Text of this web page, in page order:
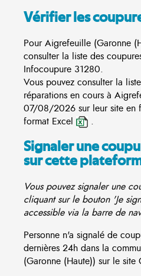
Vérifier les
Pour Aigrefeuille (Garonne
consulter la liste des
Infocoupure 31280.
Vous pouvez consulter la
réparations en cours à
07/08/2026 sur leur site en
format Excel
.
Signaler une
sur cette
Vous pouvez signaler une
cliquant sur le bouton 'Je
accessible via la barre de
Personne n'a signalé de
dernières 24h dans la
(Garonne (Haute)) sur le site